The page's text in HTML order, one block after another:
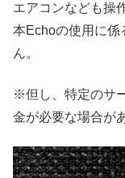
エアコンなども操
本Echoの使用に係
ん。
※但し、特定のサ
金が必要な場合が